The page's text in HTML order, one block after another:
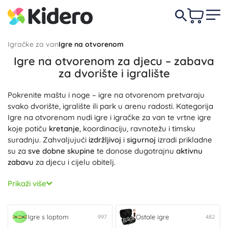
Igračke za vanIgre na otvorenom
Igre na otvorenom za djecu – zabava
za dvorište i igralište
Pokrenite maštu i noge – igre na otvorenom pretvaraju
svako dvorište, igralište ili park u arenu radosti. Kategorija
Igre na otvorenom nudi igre i igračke za van te vrtne igre
koje potiču kretanje, koordinaciju, ravnotežu i timsku
suradnju. Zahvaljujući izdržljivoj i sigurnoj izradi prikladne
su za sve dobne skupine te donose dugotrajnu aktivnu
zabavu za djecu i cijelu obitelj.
Ovdje ćete pronaći popularne
reketom, frisbee i leteće tanjure, kroket, petanque, vijače,
otvorenom za dvorište, park i plažu. Sportska oprema za
igre na otvorenom je
lagana, prenosiva i kompaktna
Prikaži više
Igre s loptom 997 Ostale igre 482